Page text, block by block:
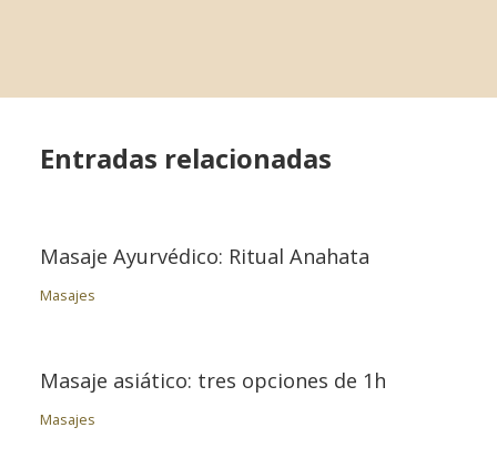
Entradas relacionadas
Masaje Ayurvédico: Ritual Anahata
Masajes
Masaje asiático: tres opciones de 1h
Masajes